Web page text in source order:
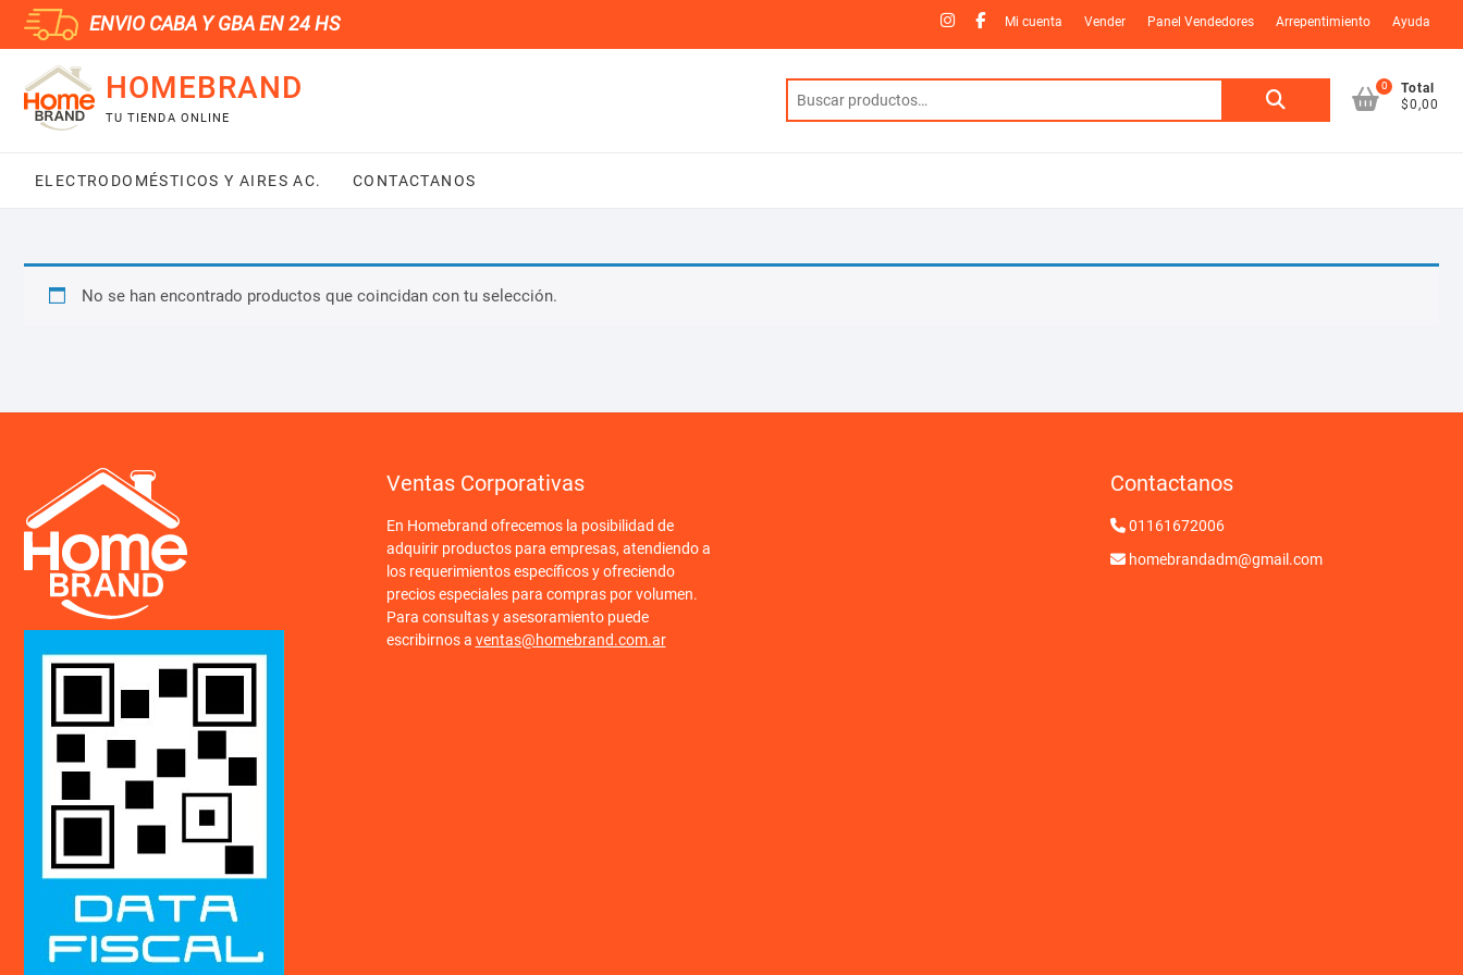
Saltar
contenido
ENVIO CABA Y GBA EN 24 HS Instagram
Facebook
Mi cuenta Vender Panel Vendedores Arrepentimiento Ayuda
HOMEBRAND
TU TIENDA ONLINE
Buscar
0
Total
$0,00
ELECTRODOMÉSTICOS Y AIRES AC. CONTACTANOS
No se han encontrado productos que coincidan con tu selección.
Ventas Corporativas
En Homebrand ofrecemos la posibilidad de
adquirir productos para empresas, atendiendo a
los requerimientos específicos y ofreciendo
precios especiales para compras por volumen.
Para consultas y asesoramiento puede
escribirnos a ventas@homebrand.com.ar
Contactanos
01161672006
homebrandadm@gmail.com